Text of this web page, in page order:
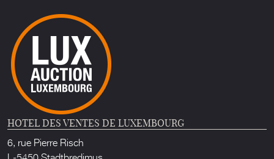
HOTEL DES VENTES DE LUXEMBOURG
6, rue Pierre Risch